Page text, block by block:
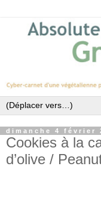
dimanche 4 février
Cookies à la
d’olive /